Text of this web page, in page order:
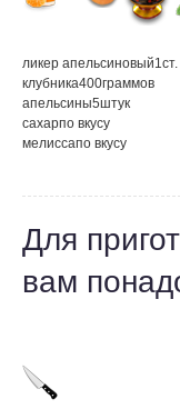
ликер апельсиновый1
клубника400граммов
апельсины5штук
сахарпо вкусу
мелиссапо вкусу
Для
вам